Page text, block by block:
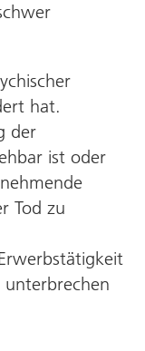
hat.
der
ist oder
Tod zu